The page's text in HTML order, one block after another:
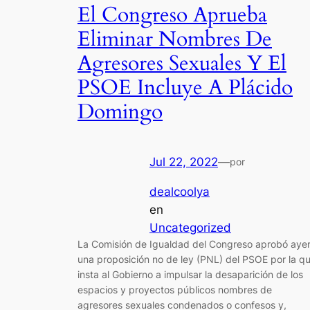
El Congreso Aprueba
Eliminar Nombres De
Agresores Sexuales Y El
PSOE Incluye A Plácido
Domingo
Jul 22, 2022—por
dealcoolya
en
Uncategorized
La Comisión de Igualdad del Congreso aprobó ayer
una proposición no de ley (PNL) del PSOE por la
insta al Gobierno a impulsar la desaparición de los
espacios y proyectos públicos nombres de
agresores sexuales condenados o confesos y,